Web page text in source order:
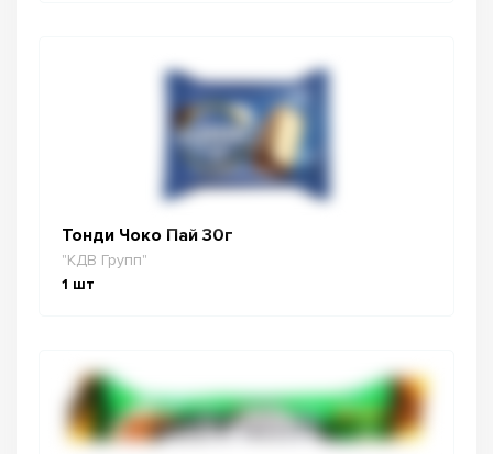
Тонди Чоко Пай 30г
"КДВ Групп"
1 шт